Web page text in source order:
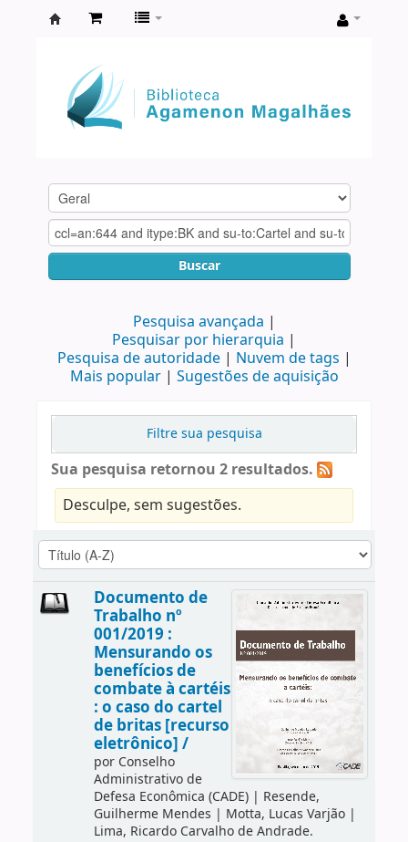
Agamenon
Magalhães
Buscar
Pesquisa avançada
Pesquisar por hierarquia
Pesquisa de autoridade
Nuvem de tags
Mais popular
Sugestões de aquisição
Filtre sua pesquisa
Sua pesquisa retornou 2 resultados.
Desculpe, sem sugestões.
Documento de
Trabalho nº
001/2019 :
Mensurando os
benefícios de
combate à cartéis
: o caso do cartel
de britas [recurso
eletrônico] /
por Conselho
Administrativo de
Defesa Econômica (CADE)| Resende,
Guilherme Mendes | Motta, Lucas Varjão|
Lima, Ricardo Carvalho de Andrade.